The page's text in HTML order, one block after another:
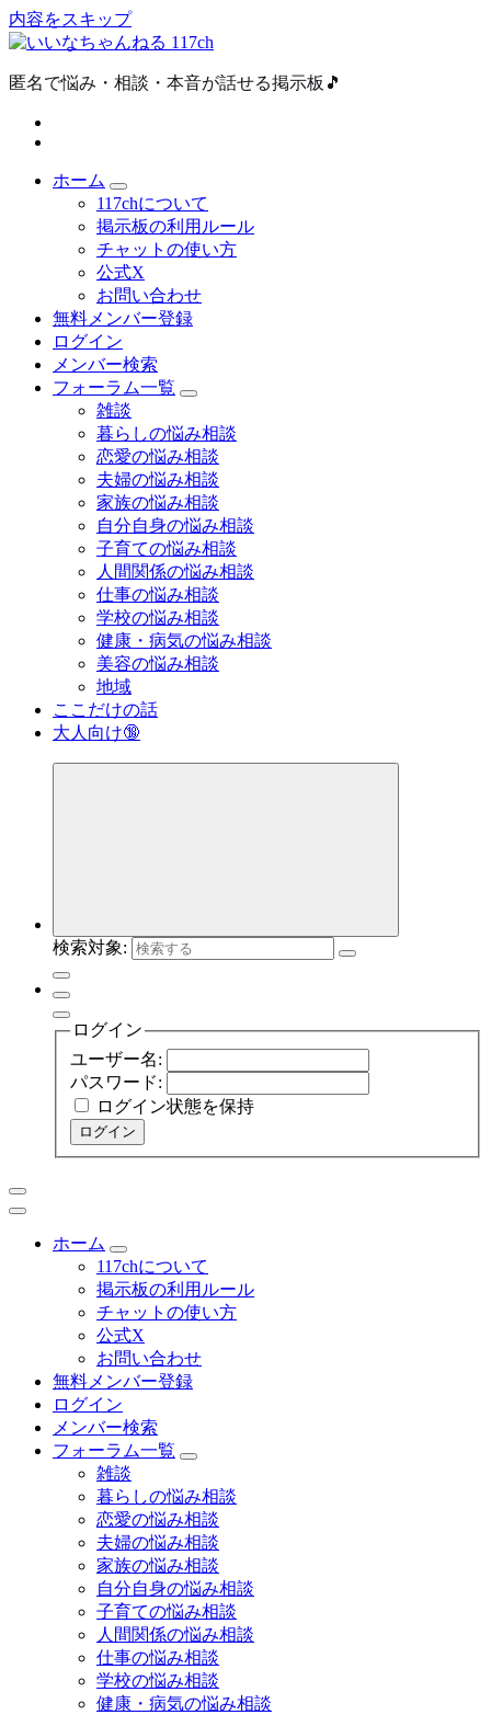
内容をスキップ
匿名で悩み・相談・本音が話せる掲示板🎵
ホーム
117chについて
掲示板の利用ルール
チャットの使い方
公式X
お問い合わせ
無料メンバー登録
ログイン
メンバー検索
フォーラム一覧
雑談
暮らしの悩み相談
恋愛の悩み相談
夫婦の悩み相談
家族の悩み相談
自分自身の悩み相談
子育ての悩み相談
人間関係の悩み相談
仕事の悩み相談
学校の悩み相談
健康・病気の悩み相談
美容の悩み相談
地域
ここだけの話
大人向け🔞
検索対象:
ログイン
ユーザー名:
パスワード:
ログイン状態を保持
ログイン
ホーム
117chについて
掲示板の利用ルール
チャットの使い方
公式X
お問い合わせ
無料メンバー登録
ログイン
メンバー検索
フォーラム一覧
雑談
暮らしの悩み相談
恋愛の悩み相談
夫婦の悩み相談
家族の悩み相談
自分自身の悩み相談
子育ての悩み相談
人間関係の悩み相談
仕事の悩み相談
学校の悩み相談
健康・病気の悩み相談